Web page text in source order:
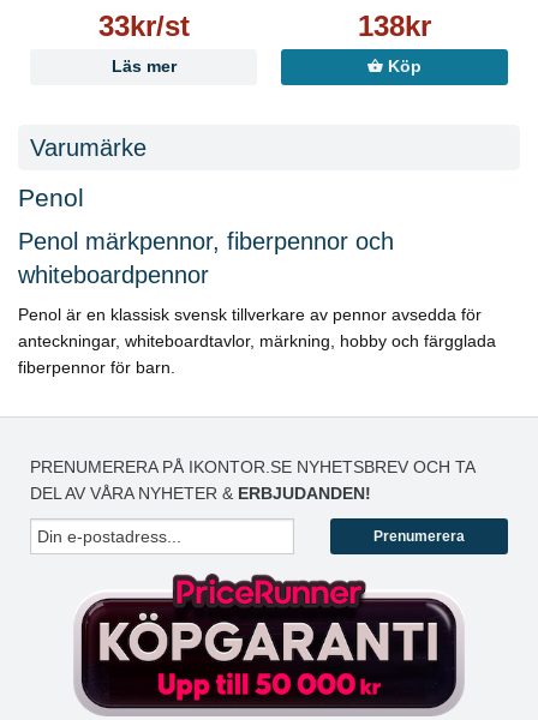
33kr/st
Läs mer
138kr
Köp
Varumärke
Penol
Penol märkpennor, fiberpennor och
whiteboardpennor
Penol är en klassisk svensk tillverkare av pennor avsedda för
anteckningar, whiteboardtavlor, märkning, hobby och färgglada
fiberpennor för barn.
PRENUMERERA PÅ IKONTOR.SE NYHETSBREV OCH TA
DEL AV VÅRA NYHETER & ERBJUDANDEN!
Prenumerera